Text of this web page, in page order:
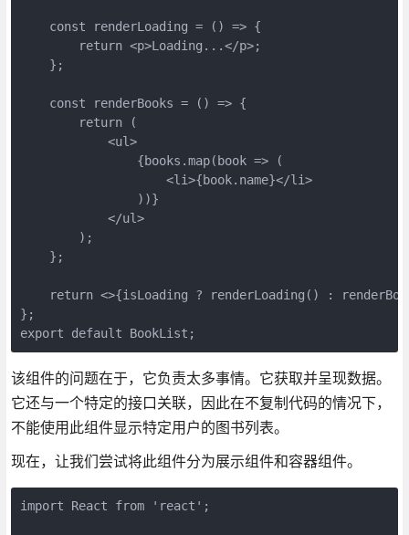
    const renderLoading = () => {
        return <p>Loading...</p>;
    };
    const renderBooks = () => {
        return (
            <ul>
                {books.map(book => (
                    <li>{book.name}</li>
                ))}
            </ul>
        );
    };
return <>{isLoading ? renderLoading() :
};
export default BookList;
该组件的问题在于，它负责太多事情。它获取并呈现数据。
它还与一个特定的接口关联，因此在不复制代码的情况下，
不能使用此组件显示特定用户的图书列表。
现在，让我们尝试将此组件分为展示组件和容器组件。
import React from 'react';